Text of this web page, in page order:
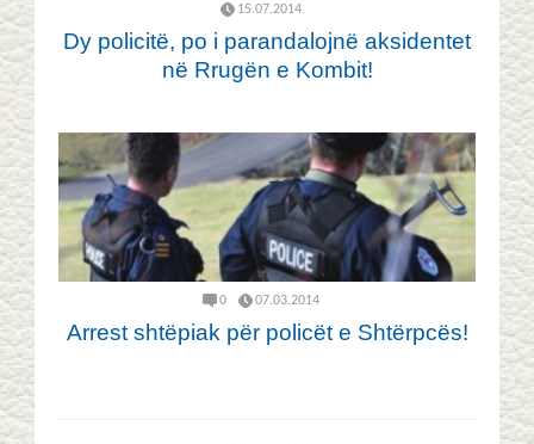
15.07.2014
Dy policitë, po i parandalojnë aksidentet
në Rrugën e Kombit!
0 07.03.2014
Arrest shtëpiak për policët e Shtërpcës!